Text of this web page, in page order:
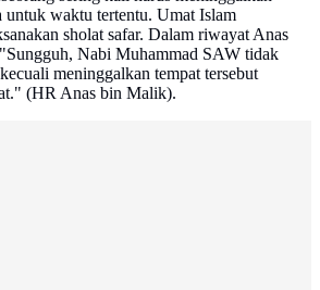
untuk waktu tertentu. Umat Islam
sholat safar. Dalam riwayat Anas
Nabi Muhammad SAW tidak
meninggalkan tempat tersebut
(HR Anas bin Malik).